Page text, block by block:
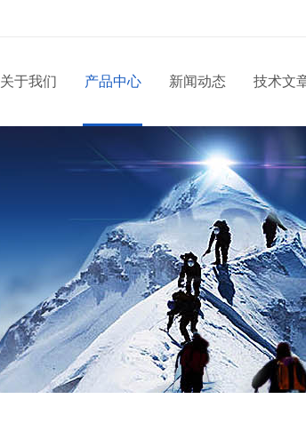
关于我们 产品中心 新闻动态 技术文